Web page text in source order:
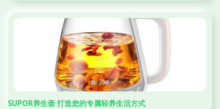
SUPOR养生壶 打造您的专属轻养生活方式